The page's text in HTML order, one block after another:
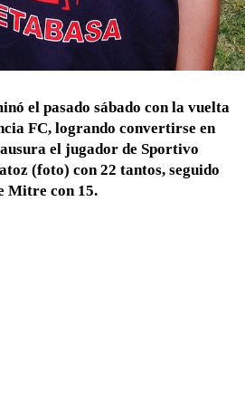
el pasado sábado con la vuelta
FC, logrando convertirse en
el jugador de Sportivo
(foto) con 22 tantos, seguido
Mitre con 15.